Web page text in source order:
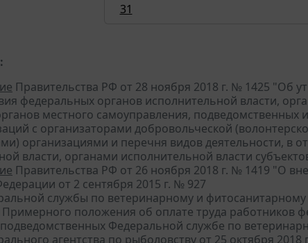
31
Правительства РФ от 28 ноября 2018 г. № 1425 "Об
федеральных органов исполнительной власти,
местного самоуправления,
с организаторами добровольческой
организациями и перечня видов деятельности,
власти, органами исполнительной власти
Правительства РФ от 26 ноября 2018 г. № 1419 "О
от 2 сентября 2015 г. № 927
службы по ветеринарному и
положения об оплате труда работников
Федеральной службе по
агентства по рыболовству от 25 октября